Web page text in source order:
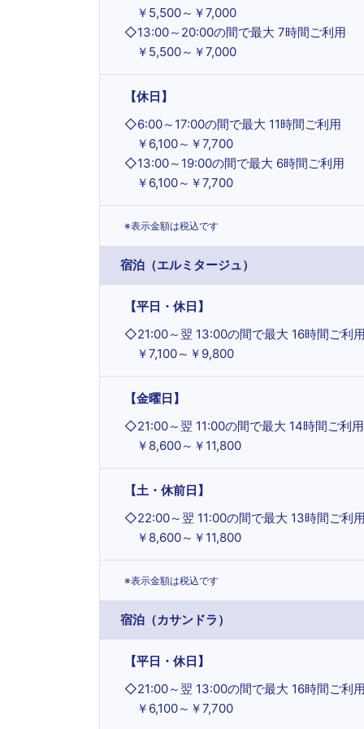
￥5,500～￥7,000
◇13:00～20:00の間で最大 7時間ご利用
￥5,500～￥7,000
【休日】
◇6:00～17:00の間で最大 11時間ご利用
￥6,100～￥7,700
◇13:00～19:00の間で最大 6時間ご利用
￥6,100～￥7,700
※表示金額は税込です
宿泊（エルミタージュ）
【平日・休日】
◇21:00～翌 13:00の間で最大 16時間ご利
￥7,100～￥9,800
【金曜日】
◇21:00～翌 11:00の間で最大 14時間ご利用
￥8,600～￥11,800
【土・休前日】
◇22:00～翌 11:00の間で最大 13時間ご利
￥8,600～￥11,800
※表示金額は税込です
宿泊（カサンドラ）
【平日・休日】
◇21:00～翌 13:00の間で最大 16時間ご利
￥6,100～￥7,700